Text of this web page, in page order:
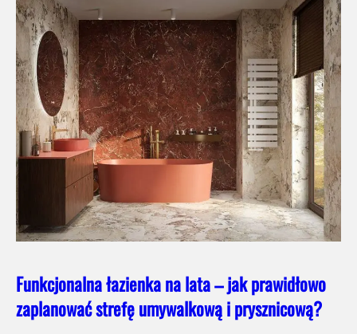
Funkcjonalna łazienka na lata – jak prawidłowo
zaplanować strefę umywalkową i prysznicową?